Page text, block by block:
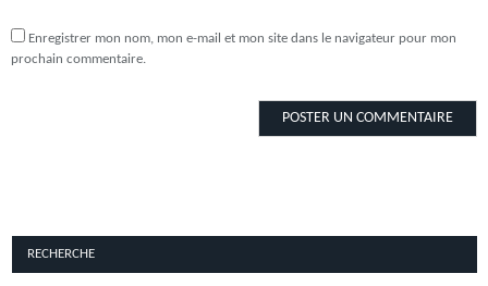
Enregistrer mon nom, mon e-mail et mon site dans le navigateur pour mon
prochain commentaire.
RECHERCHE